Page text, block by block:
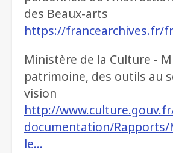
des Beaux-arts
https://francearchives.fr/
Ministère de la Culture -
patrimoine, des outils au
vision
http://
documentation/Rapports/
le…